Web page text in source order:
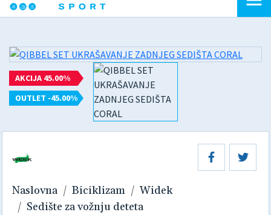
AKCIJA 45.00%
OUTLET -45.00%
Naslovna Biciklizam
Widek
Sedište za vožnju deteta